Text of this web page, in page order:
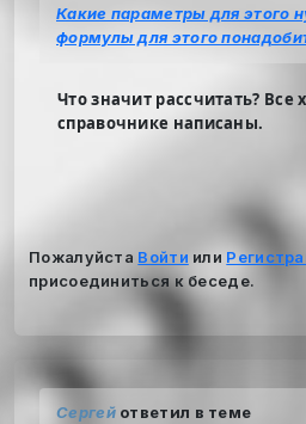
Какие параметры для этого
формулы для этого
Что значит рассчитать? Все
справочнике написаны.
Пожалуйста Войти или
присоединиться к беседе.
Сергейответил в теме